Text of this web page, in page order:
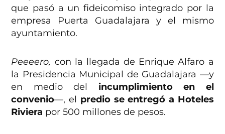
que pasó a un fideicomiso integrado por la
empresa Puerta Guadalajara y el mismo
ayuntamiento.
Peeeero, con la llegada de Enrique Alfaro a
la Presidencia Municipal de Guadalajara —y
en medio del incumplimiento en el
convenio—, el predio se entregó a Hoteles
Riviera por 500 millones de pesos.